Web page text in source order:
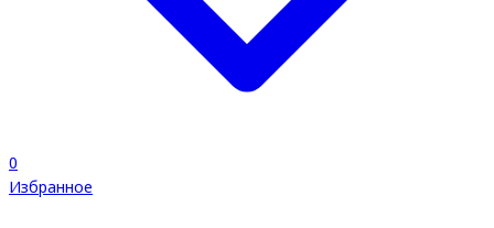
0
Избранное